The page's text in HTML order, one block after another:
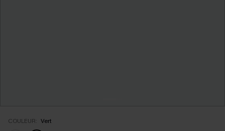
COULEUR: Vert